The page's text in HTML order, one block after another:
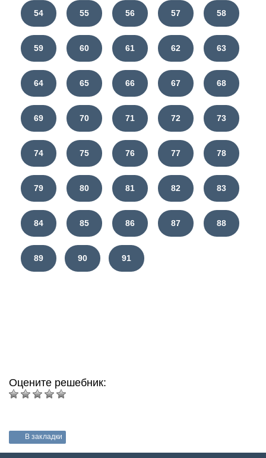
54 55 56 57 58
59 60 61 62 63
64 65 66 67 68
69 70 71 72 73
74 75 76 77 78
79 80 81 82 83
84 85 86 87 88
89 90 91
Оцените решебник:
В закладки